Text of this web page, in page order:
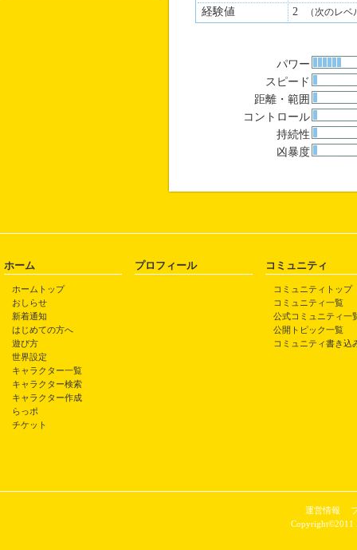
経験値
2 （次のレ
パワー
スピード
距離・範囲
コントロール
持続性
凶暴度
ホーム
ホームトップ
おしらせ
新着通知
はじめての方へ
遊び方
世界設定
キャラクター一覧
キャラクター検索
キャラクター作成
らっポ
チケット
プロフィール コミュニティ
コミュニティトップ
コミュニティ一覧
公式コミュニティ一
公開トピック一覧
コミュニティ書き込
運営情報
Copyright©2011